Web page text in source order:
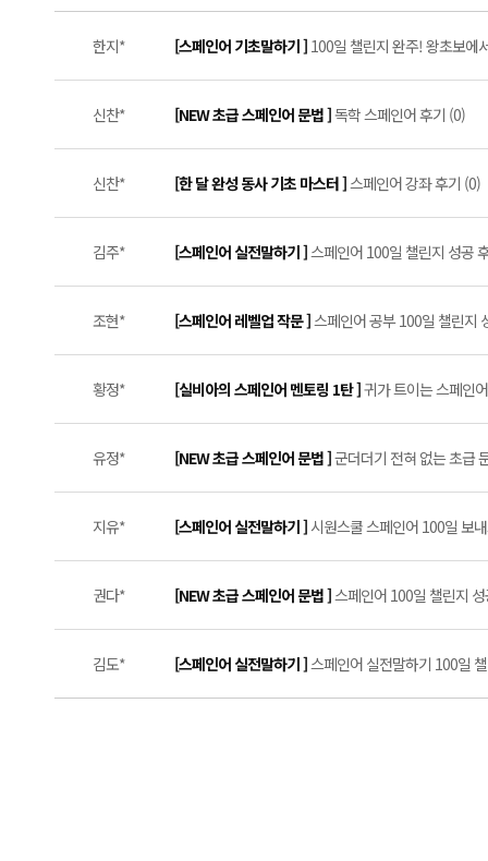
한지* [스페인어 기초말하기 ] 100일 챌린지 완주! 왕초보에
신찬* [NEW 초급 스페인어 문법 ]독학 스페인어 후기 (0)
신찬* [한 달 완성 동사 기초 마스터 ]스페인어 강좌 후기 (0)
김주* [스페인어 실전말하기 ]스페인어 100일 챌린지 성공
조현* [스페인어 레벨업 작문 ]스페인어 공부 100일 챌린지
황정* [실비아의 스페인어 멘토링 1탄 ]귀가 트이는 스페인
유정* [NEW 초급 스페인어 문법 ]군더더기 전혀 없는 초급
지유* [스페인어 실전말하기 ]시원스쿨 스페인어 100일 보
권다* [NEW 초급 스페인어 문법 ]스페인어 100일 챌린지
김도* [스페인어 실전말하기 ]스페인어 실전말하기 100일